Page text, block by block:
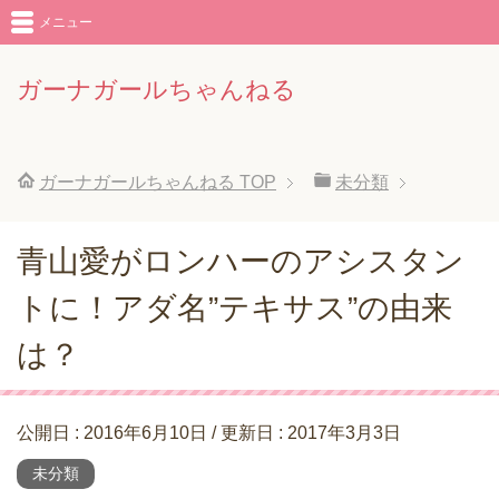
ガーナガールちゃんねる
メニュー
ガーナガールちゃんねる TOP 未分類
青山愛がロンハーのアシスタン
トに！アダ名”テキサス”の由来
は？
公開日 : 2016年6月10日 / 更新日 : 2017年3月3日
未分類